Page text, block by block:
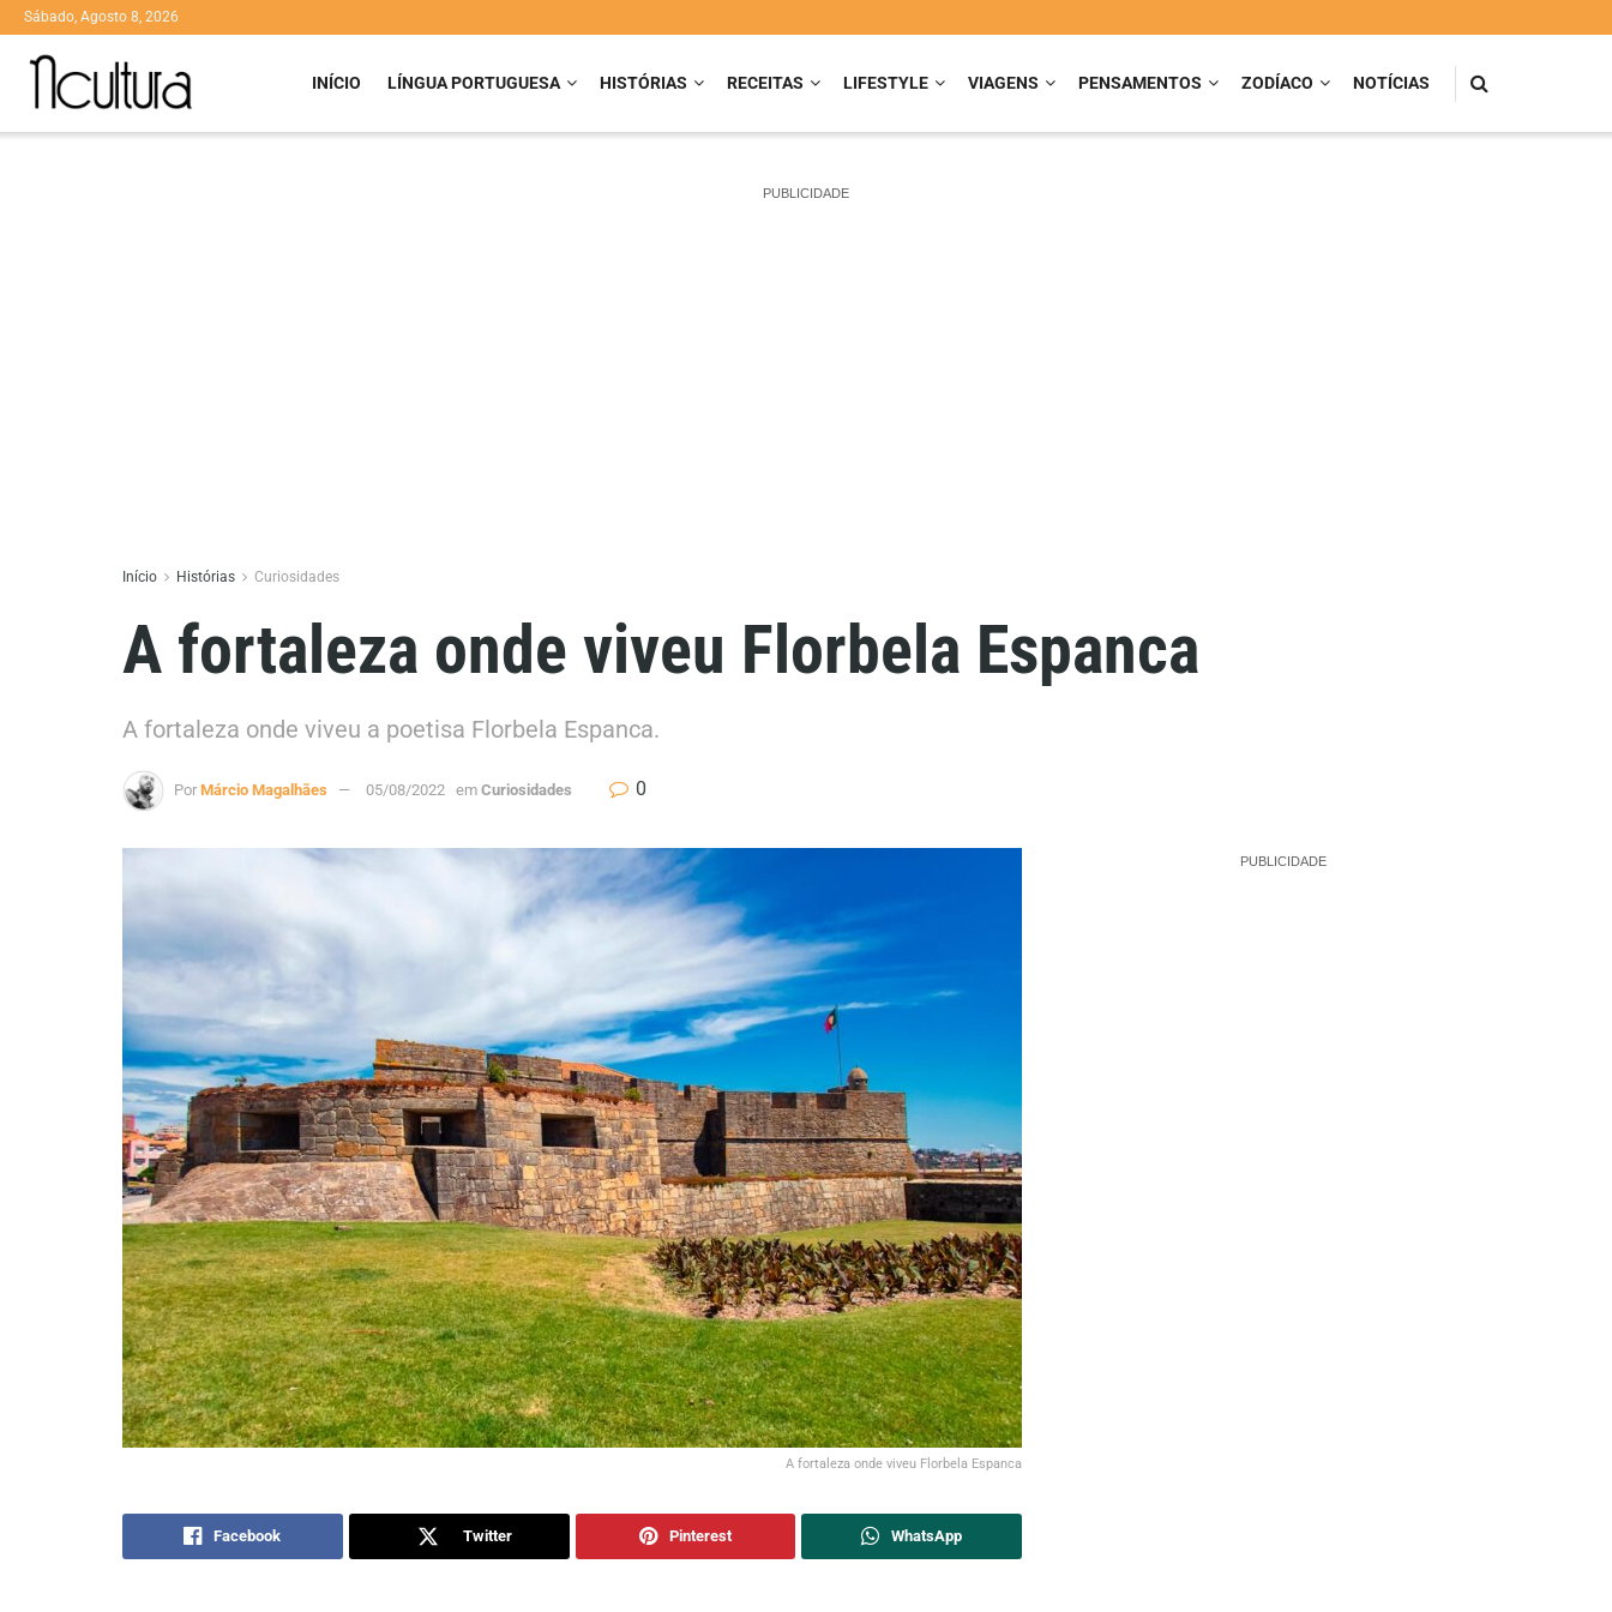
Sábado, Agosto 8, 2026
INÍCIO LÍNGUA PORTUGUESA HISTÓRIAS RECEITAS LIFESTYLE VIAGENS PENSAMENTOS ZODÍACO NOTÍCIAS
PUBLICIDADE
Início Histórias Curiosidades
A fortaleza onde viveu Florbela Espanca
A fortaleza onde viveu a poetisa Florbela Espanca.
Por Márcio Magalhães 05/08/2022 em Curiosidades 0
A fortaleza onde viveu Florbela Espanca
Facebook Twitter Pinterest WhatsApp
PUBLICIDADE